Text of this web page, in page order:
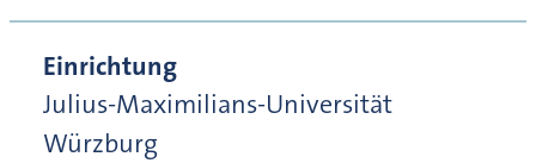
Einrichtung
Julius-Maximilians-Universität
Würzburg